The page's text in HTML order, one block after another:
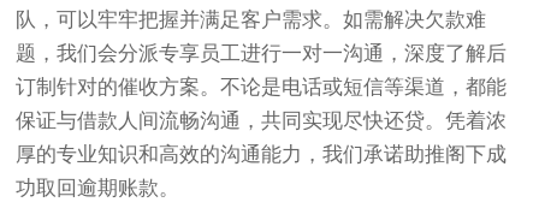
队，可以牢牢把握并满足客户需求。如需解决欠款难
题，我们会分派专享员工进行一对一沟通，深度了解后
订制针对的催收方案。不论是电话或短信等渠道，都能
保证与借款人间流畅沟通，共同实现尽快还贷。凭着浓
厚的专业知识和高效的沟通能力，我们承诺助推阁下成
功取回逾期账款。